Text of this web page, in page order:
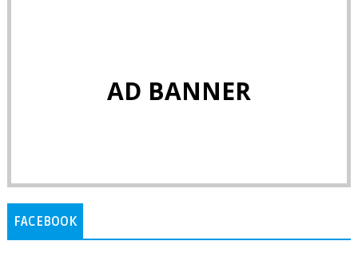
AD BANNER
FACEBOOK